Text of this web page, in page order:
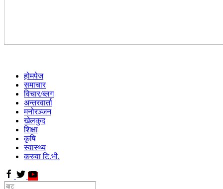
होमपेज
समाचार
विचार/ब्लग
अन्तरवार्ता
मनोरञ्जन
खेलकुद
शिक्षा
कृषि
स्वास्थ्य
करुवा टि.भी.